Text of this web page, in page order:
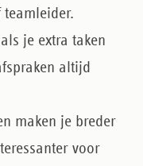
je extra taken
altijd
maken je breder
voor